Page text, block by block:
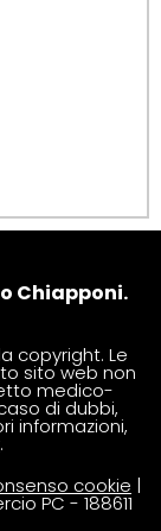
Chiapponi.
copyright. Le
sito web non
medico-
di dubbi,
informazioni,
.
cookie |
PC - 188611